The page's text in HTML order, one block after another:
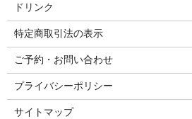
ドリンク
特定商取引法の表示
ご予約・お問い合わせ
プライバシーポリシー
サイトマップ